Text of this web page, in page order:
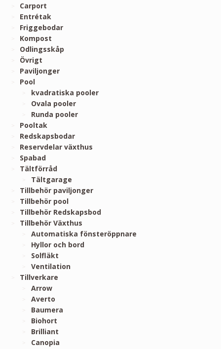
Carport
Entrétak
Friggebodar
Kompost
Odlingsskåp
Övrigt
Paviljonger
Pool
kvadratiska pooler
Ovala pooler
Runda pooler
Pooltak
Redskapsbodar
Reservdelar växthus
Spabad
Tältförråd
Tältgarage
Tillbehör paviljonger
Tillbehör pool
Tillbehör Redskapsbod
Tillbehör Växthus
Automatiska fönsteröppnare
Hyllor och bord
Solfläkt
Ventilation
Tillverkare
Arrow
Averto
Baumera
Biohort
Brilliant
Canopia